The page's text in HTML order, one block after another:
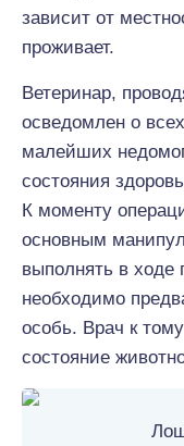
зависит от
проживает.
Ветеринар,
осведомлен о
малейших
состояния
К моменту
основным
выполнять в
необходимо
особь. Врач к
состояние